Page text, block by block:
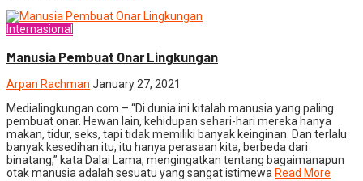
Internasional
Manusia Pembuat Onar Lingkungan
Arpan Rachman January 27, 2021
Medialingkungan.com – “Di dunia ini kitalah manusia yang paling
pembuat onar. Hewan lain, kehidupan sehari-hari mereka hanya
makan, tidur, seks, tapi tidak memiliki banyak keinginan. Dan terlalu
banyak kesedihan itu, itu hanya perasaan kita, berbeda dari
binatang,” kata Dalai Lama, mengingatkan tentang bagaimanapun
otak manusia adalah sesuatu yang sangat istimewa Read More